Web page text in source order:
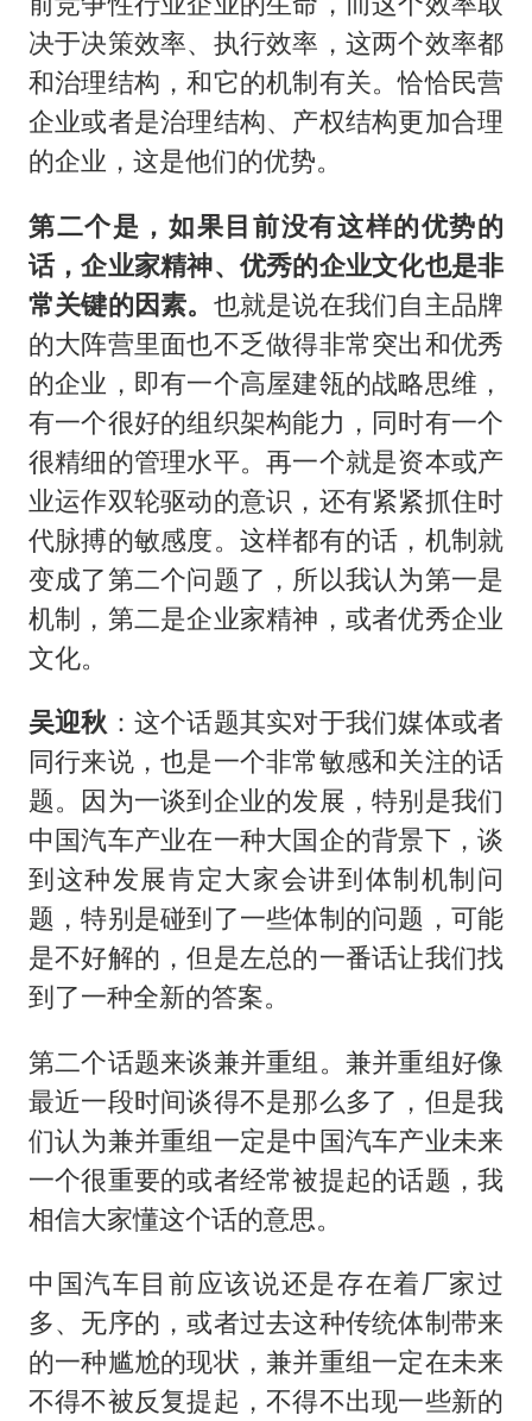
决于决策效率、执行效率，这两个效率都
和治理结构，和它的机制有关。恰恰民营
企业或者是治理结构、产权结构更加合理
的企业，这是他们的优势。
第二个是，如果目前没有这样的优势的
话，企业家精神、优秀的企业文化也是非
常关键的因素。 也就是说在我们自主品牌
的大阵营里面也不乏做得非常突出和优秀
的企业，即有一个高屋建瓴的战略思维，
有一个很好的组织架构能力，同时有一个
很精细的管理水平。再一个就是资本或产
业运作双轮驱动的意识，还有紧紧抓住时
代脉搏的敏感度。这样都有的话，机制就
变成了第二个问题了，所以我认为第一是
机制，第二是企业家精神，或者优秀企业
文化。
吴迎秋 ：这个话题其实对于我们媒体或者
同行来说，也是一个非常敏感和关注的话
题。因为一谈到企业的发展，特别是我们
中国汽车产业在一种大国企的背景下，谈
到这种发展肯定大家会讲到体制机制问
题，特别是碰到了一些体制的问题，可能
是不好解的，但是左总的一番话让我们找
到了一种全新的答案。
第二个话题来谈兼并重组。兼并重组好像
最近一段时间谈得不是那么多了，但是我
们认为兼并重组一定是中国汽车产业未来
一个很重要的或者经常被提起的话题，我
相信大家懂这个话的意思。
中国汽车目前应该说还是存在着厂家过
多、无序的，或者过去这种传统体制带来
的一种尴尬的现状，兼并重组一定在未来
不得不被反复提起，不得不出现一些新的